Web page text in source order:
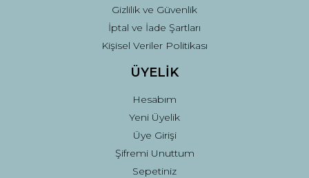
Gizlilik ve Güvenlik
İptal ve İade Şartları
Kişisel Veriler Politikası
ÜYELİK
Hesabım
Yeni Üyelik
Üye Girişi
Şifremi Unuttum
Sepetiniz